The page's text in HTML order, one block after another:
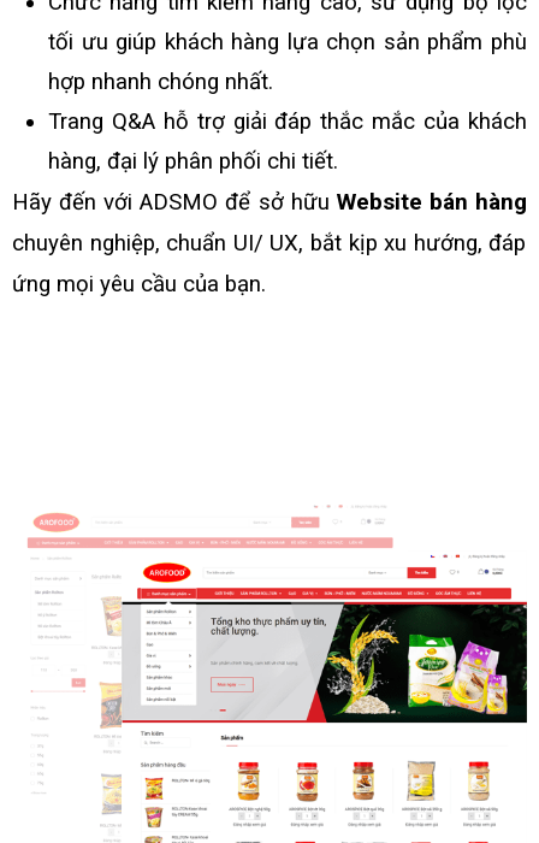
tối ưu giúp khách hàng lựa chọn sản phẩm phù
hợp nhanh chóng nhất.
Trang Q&A hỗ trợ giải đáp thắc mắc của khách
hàng, đại lý phân phối chi tiết.
Hãy đến với ADSMO để sở hữu Website bán hàng
chuyên nghiệp, chuẩn UI/ UX, bắt kịp xu hướng, đáp
ứng mọi yêu cầu của bạn.